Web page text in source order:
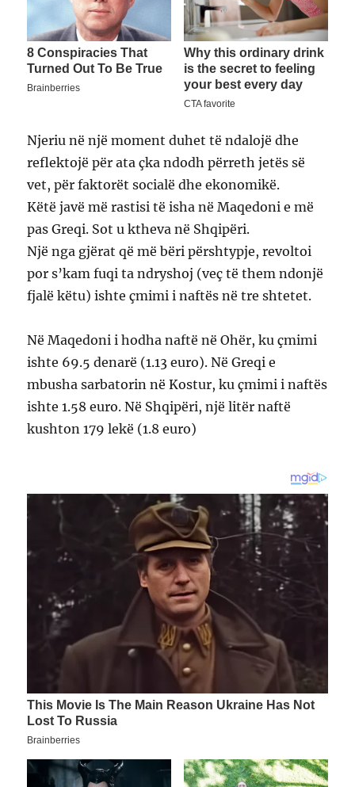
Njeriu në një moment duhet të ndalojë dhe
reflektojë për ata çka ndodh përreth jetës së
vet, për faktorët socialë dhe ekonomikë.
Këtë javë më rastisi të isha në Maqedoni e më
pas Greqi. Sot u ktheva në Shqipëri.
Një nga gjërat që më bëri përshtypje, revoltoi
por s’kam fuqi ta ndryshoj (veç të them ndonjë
fjalë këtu) ishte çmimi i naftës në tre shtetet.
Në Maqedoni i hodha naftë në Ohër, ku çmimi
ishte 69.5 denarë (1.13 euro). Në Greqi e
mbusha sarbatorin në Kostur, ku çmimi i naftës
ishte 1.58 euro. Në Shqipëri, një litër naftë
kushton 179 lekë (1.8 euro)